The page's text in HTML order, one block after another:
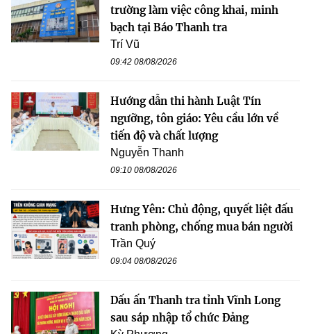
trường làm việc công khai, minh
bạch tại Báo Thanh tra
Trí Vũ
09:42 08/08/2026
Hướng dẫn thi hành Luật Tín
ngưỡng, tôn giáo: Yêu cầu lớn về
tiến độ và chất lượng
Nguyễn Thanh
09:10 08/08/2026
Hưng Yên: Chủ động, quyết liệt đấu
tranh phòng, chống mua bán người
Trần Quý
09:04 08/08/2026
Dấu ấn Thanh tra tỉnh Vĩnh Long
sau sáp nhập tổ chức Đảng